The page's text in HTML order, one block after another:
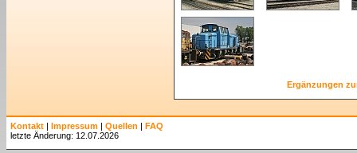
Ergänzungen
Kontakt | Impressum | Quellen | FAQ
letzte Änderung: 12.07.2026